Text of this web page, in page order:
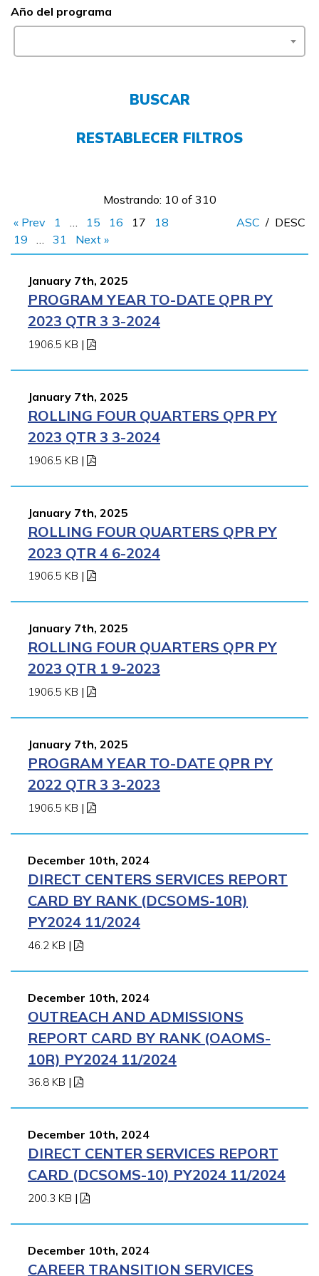
FAQs
Año del programa
BUSCAR
RESTABLECER FILTROS
Mostrando: 10 of 310
« Prev
1 … 15 16 17
18
19
… 31 Next »
ASC / DESC
January 7th, 2025
PROGRAM YEAR TO-DATE QPR PY
2023 QTR 3 3-2024
1906.5 KB |
January 7th, 2025
ROLLING FOUR QUARTERS QPR PY
2023 QTR 3 3-2024
1906.5 KB |
January 7th, 2025
ROLLING FOUR QUARTERS QPR PY
2023 QTR 4 6-2024
1906.5 KB |
January 7th, 2025
ROLLING FOUR QUARTERS QPR PY
2023 QTR 1 9-2023
1906.5 KB |
January 7th, 2025
PROGRAM YEAR TO-DATE QPR PY
2022 QTR 3 3-2023
1906.5 KB |
December 10th, 2024
DIRECT CENTERS SERVICES REPORT
CARD BY RANK (DCSOMS-10R)
PY2024 11/2024
46.2 KB |
December 10th, 2024
OUTREACH AND ADMISSIONS
REPORT CARD BY RANK (OAOMS-
10R) PY2024 11/2024
36.8 KB |
December 10th, 2024
DIRECT CENTER SERVICES REPORT
CARD (DCSOMS-10) PY2024 11/2024
200.3 KB |
December 10th, 2024
CAREER TRANSITION SERVICES